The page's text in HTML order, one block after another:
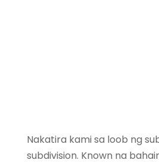
Nakatira kami sa loob ng
subdivision. Known na